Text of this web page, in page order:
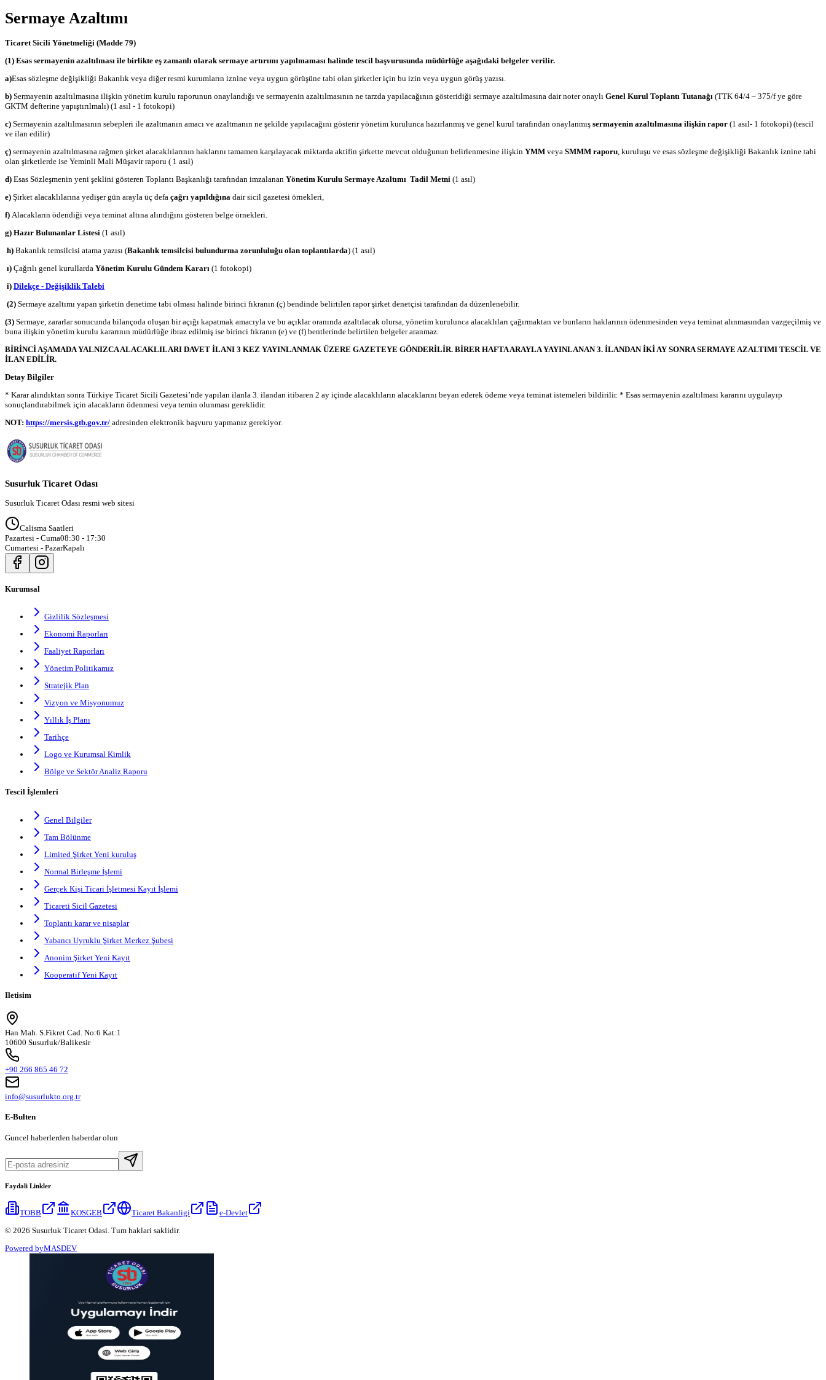
Sermaye Azaltımı
Ticaret Sicili Yönetmeliği (Madde 79)
(1) Esas sermayenin azaltılması ile birlikte eş zamanlı olarak sermaye artırımı yapılmaması halinde tescil başvurusunda müdürlüğe aşağıdaki belgeler verilir.
a)Esas sözleşme değişikliği Bakanlık veya diğer resmi kurumların iznine veya uygun görüşüne tabi olan şirketler için bu izin veya uygun görüş yazısı.
b) Sermayenin azaltılmasına ilişkin yönetim kurulu raporunun onaylandığı ve sermayenin azaltılmasının ne tarzda yapılacağının gösteridiği sermaye azaltılmasına dair noter onaylı Genel Kurul Toplantı Tutanağı (TTK 64/4 – 375/f ye göre
GKTM defterine yapıştırılmalı) (1 asıl - 1 fotokopi)
c) Sermayenin azaltılmasının sebepleri ile azaltmanın amacı ve azaltmanın ne şekilde yapılacağını gösterir yönetim kurulunca hazırlanmış ve genel kurul tarafından onaylanmış sermayenin azaltılmasına ilişkin rapor (1 asıl- 1 fotokopi) (tescil
ve ilan edilir)
ç) sermayenin azaltılmasına rağmen şirket alacaklılarının haklarını tamamen karşılayacak miktarda aktifin şirkette mevcut olduğunun belirlenmesine ilişkin YMM veya SMMM raporu , kuruluşu ve esas sözleşme değişikliği Bakanlık iznine tabi
olan şirketlerde ise Yeminli Mali Müşavir raporu ( 1 asıl)
d) Esas Sözleşmenin yeni şeklini gösteren Toplantı Başkanlığı tarafından imzalanan Yönetim Kurulu Sermaye Azaltımı Tadil Metni (1 asıl)
e) Şirket alacaklılarına yedişer gün arayla üç defa çağrı yapıldığına dair sicil gazetesi örnekleri,
f) Alacakların ödendiği veya teminat altına alındığını gösteren belge örnekleri.
g) Hazır Bulunanlar Listesi (1 asıl)
h) Bakanlık temsilcisi atama yazısı (Bakanlık temsilcisi bulundurma zorunluluğu olan toplantılarda) (1 asıl)
ı) Çağrılı genel kurullarda Yönetim Kurulu Gündem Kararı (1 fotokopi)
i) Dilekçe - Değişiklik Talebi
(2) Sermaye azaltımı yapan şirketin denetime tabi olması halinde birinci fıkranın (ç) bendinde belirtilen rapor şirket denetçisi tarafından da düzenlenebilir.
(3) Sermaye, zararlar sonucunda bilançoda oluşan bir açığı kapatmak amacıyla ve bu açıklar oranında azaltılacak olursa, yönetim kurulunca alacaklıları çağırmaktan ve bunların haklarının ödenmesinden veya teminat alınmasından vazgeçilmiş ve
buna ilişkin yönetim kurulu kararının müdürlüğe ibraz edilmiş ise birinci fıkranın (e) ve (f) bentlerinde belirtilen belgeler aranmaz.
BİRİNCİ AŞAMADA YALNIZCA ALACAKLILARI DAVET İLANI 3 KEZ YAYINLANMAK ÜZERE GAZETEYE GÖNDERİLİR. BİRER HAFTA ARAYLA YAYINLANAN 3. İLANDAN İKİ AY SONRA SERMAYE AZALTIMI TESCİL VE
İLAN EDİLİR.
Detay Bilgiler
* Karar alındıktan sonra Türkiye Ticaret Sicili Gazetesi’nde yapılan ilanla 3. ilandan itibaren 2 ay içinde alacaklıların alacaklarını beyan ederek ödeme veya teminat istemeleri bildirilir. * Esas sermayenin azaltılması kararını uygulayıp
sonuçlandırabilmek için alacakların ödenmesi veya temin olunması gereklidir.
NOT: https://mersis.gtb.gov.tr/ adresinden elektronik başvuru yapmanız gerekiyor.
Susurluk Ticaret Odası
Susurluk Ticaret Odası resmi web sitesi
Calisma Saatleri
Pazartesi - Cuma08:30 - 17:30
Cumartesi - PazarKapalı
Kurumsal
Gizlilik Sözleşmesi
Ekonomi Raporları
Faaliyet Raporları
Yönetim Politikamız
Stratejik Plan
Vizyon ve Misyonumuz
Yıllık İş Planı
Tarihçe
Logo ve Kurumsal Kimlik
Bölge ve Sektör Analiz Raporu
Tescil İşlemleri
Genel Bilgiler
Tam Bölünme
Limited Şirket Yeni kuruluş
Normal Birleşme İşlemi
Gerçek Kişi Ticari İşletmesi Kayıt İşlemi
Ticareti Sicil Gazetesi
Toplantı karar ve nisaplar
Yabancı Uyruklu Şirket Merkez Şubesi
Anonim Şirket Yeni Kayıt
Kooperatif Yeni Kayıt
Iletisim
Han Mah. S.Fikret Cad. No:6 Kat:1
10600 Susurluk/Balikesir
+90 266 865 46 72
info@susurlukto.org.tr
E-Bulten
Guncel haberlerden haberdar olun
Faydali Linkler
TOBB KOSGEB Ticaret Bakanligi
e-Devlet
© 2026 Susurluk Ticaret Odasi. Tum haklari saklidir.
Powered byMASDEV